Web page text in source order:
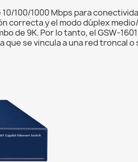
100/1000 Mbps para
correcta y el modo dúplex
de 9K. Por lo tanto, el GSW-
se vincula a una red troncal